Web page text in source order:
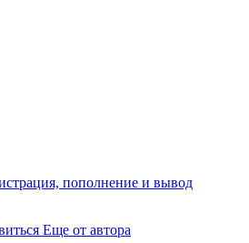
пополнение и вывод
Еще от автора